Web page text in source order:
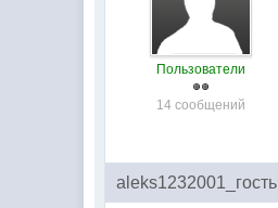
Пользователи
14 сообщений
aleks1232001_гость